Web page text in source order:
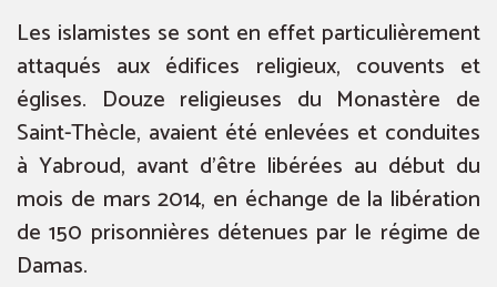
Les islamistes se sont en effet particulièrement
attaqués aux édifices religieux, couvents et
églises. Douze religieuses du Monastère de
Saint-Thècle, avaient été enlevées et conduites
à Yabroud, avant d’être libérées au début du
mois de mars 2014, en échange de la libération
de 150 prisonnières détenues par le régime de
Damas.